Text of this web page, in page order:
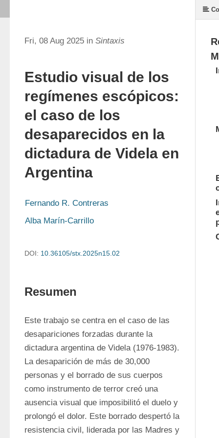
Fri, 08 Aug 2025 in Sintaxis
Estudio visual de los
regímenes escópicos:
el caso de los
desaparecidos en la
dictadura de Videla en
Argentina
Fernando R. Contreras
Alba Marín-Carrillo
DOI: 10.36105/stx.2025n15.02
Resumen
Este trabajo se centra en el caso de las
desapariciones forzadas durante la
dictadura argentina de Videla (1976-1983).
La desaparición de más de 30,000
personas y el borrado de sus cuerpos
como instrumento de terror creó una
ausencia visual que imposibilitó el duelo y
prolongó el dolor. Este borrado despertó la
resistencia civil, liderada por las Madres y